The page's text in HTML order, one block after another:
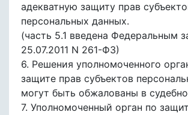
адекватную защиту прав
персональных данных.
(часть 5.1 введена Федеральным
25.07.2011 N 261-ФЗ)
6. Решения уполномоченного
защите прав субъектов
могут быть обжалованы в
7. Уполномоченный орган по